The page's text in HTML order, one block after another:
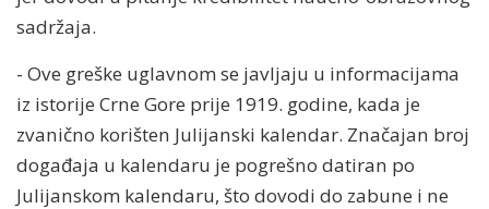
sadržaja.
- Ove greške uglavnom se javljaju u informacijama
iz istorije Crne Gore prije 1919. godine, kada je
zvanično korišten Julijanski kalendar. Značajan broj
događaja u kalendaru je pogrešno datiran po
Julijanskom kalendaru, što dovodi do zabune i ne